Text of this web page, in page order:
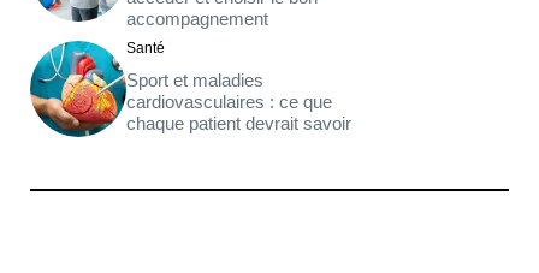
accompagnement
Santé
Sport et maladies
cardiovasculaires : ce que
chaque patient devrait savoir